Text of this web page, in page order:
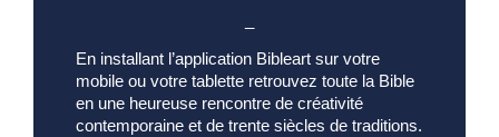
En installant l’application Bibleart sur votre
mobile ou votre tablette retrouvez toute la Bible
en une heureuse rencontre de créativité
contemporaine et de trente siècles de traditions.